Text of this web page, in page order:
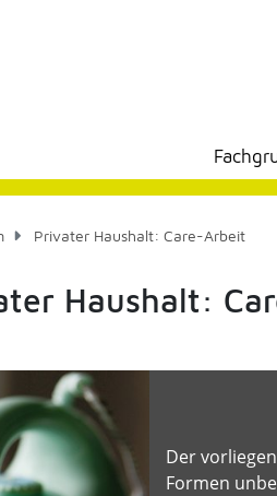
Privater Haushalt: Care-Arbeit
Haushalt:
Der
Formen